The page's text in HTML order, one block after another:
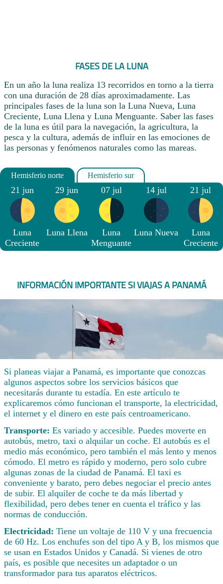
FASES DE LA LUNA
En un año la luna realiza 13 recorridos en torno a la tierra
con una duración de 28 días aproximadamente. Las
principales fases de la luna son la Luna Nueva, Luna
Creciente, Luna Llena y Luna Menguante. Saber las fases
de la luna es útil para la navegación, la agricultura, la
pesca y la cultura, además de influir en las emociones de
las personas y fenómenos naturales como las mareas.
21 jun
Luna
Creciente
29 jun
Luna Llena
07 jul
Luna
Menguante
14 jul
Luna Nueva
21 jul
Luna
Creciente
INFORMACIÓN IMPORTANTE SI VIAJAS A PANAMÁ
Si planeas viajar a Panamá, es importante que conozcas
algunos aspectos sobre los servicios básicos que
necesitarás durante tu estadía. En este artículo te
explicaremos cómo funcionan el transporte, la electricidad,
el internet y el dinero en este país centroamericano.
Transporte: Es variado y accesible. Puedes moverte en
autobús, metro, taxi o alquilar un coche. El autobús es el
medio más económico, pero también el más lento y menos
cómodo. El metro es rápido y moderno, pero solo cubre
algunas zonas de la ciudad de Panamá. El taxi es
conveniente y barato, pero debes negociar el precio antes
de subir. El alquiler de coche te da más libertad y
flexibilidad, pero debes tener en cuenta el tráfico y las
normas de conducción.
Electricidad: Tiene un voltaje de 110 V y una frecuencia
de 60 Hz. Los enchufes son del tipo A y B, los mismos que
se usan en Estados Unidos y Canadá. Si vienes de otro
país, es posible que necesites un adaptador o un
transformador para tus aparatos eléctricos.